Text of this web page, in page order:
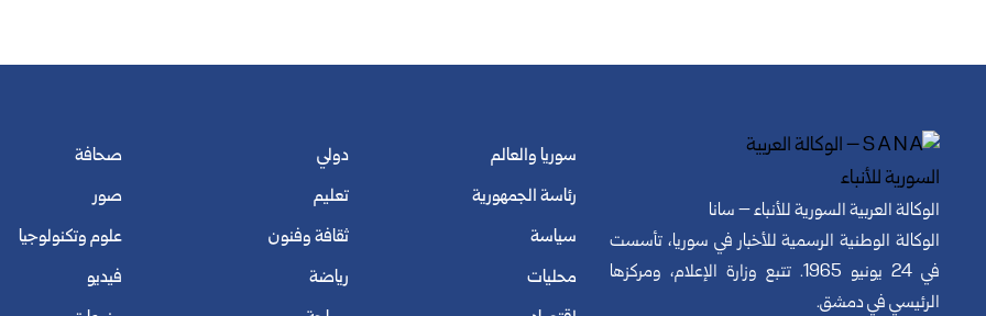
الوكالة العربية السورية للأنباء – سانا
الوكالة الوطنية الرسمية للأخبار في سوريا، تأسست
في 24 يونيو 1965. تتبع وزارة الإعلام، ومركزها
الرئيسي في دمشق.
سوريا والعالم
رئاسة الجمهورية
سياسة
محليات
دولي
تعليم
ثقافة وفنون
رياضة
صحافة
صور
علوم وتكنولوجيا
فيديو